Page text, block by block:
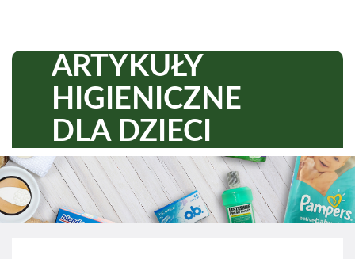
ARTYKUŁY
HIGIENICZNE
DLA DZIECI